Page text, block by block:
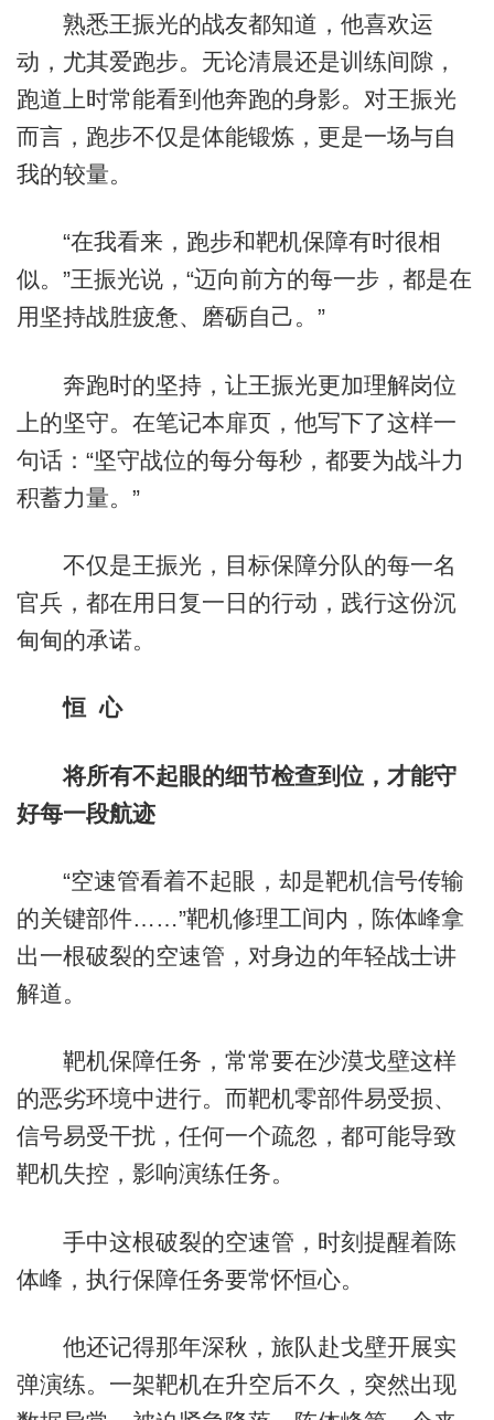
熟悉王振光的战友都知道，他喜欢运
动，尤其爱跑步。无论清晨还是训练间隙，
跑道上时常能看到他奔跑的身影。对王振光
而言，跑步不仅是体能锻炼，更是一场与自
我的较量。
“在我看来，跑步和靶机保障有时很相
似。”王振光说，“迈向前方的每一步，都是在
用坚持战胜疲惫、磨砺自己。”
奔跑时的坚持，让王振光更加理解岗位
上的坚守。在笔记本扉页，他写下了这样一
句话：“坚守战位的每分每秒，都要为战斗力
积蓄力量。”
不仅是王振光，目标保障分队的每一名
官兵，都在用日复一日的行动，践行这份沉
甸甸的承诺。
恒 心
将所有不起眼的细节检查到位，才能守
好每一段航迹
“空速管看着不起眼，却是靶机信号传输
的关键部件……”靶机修理工间内，陈体峰拿
出一根破裂的空速管，对身边的年轻战士讲
解道。
靶机保障任务，常常要在沙漠戈壁这样
的恶劣环境中进行。而靶机零部件易受损、
信号易受干扰，任何一个疏忽，都可能导致
靶机失控，影响演练任务。
手中这根破裂的空速管，时刻提醒着陈
体峰，执行保障任务要常怀恒心。
他还记得那年深秋，旅队赴戈壁开展实
弹演练。一架靶机在升空后不久，突然出现